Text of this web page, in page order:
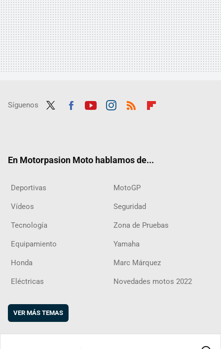
Síguenos
En Motorpasion Moto hablamos de...
Deportivas MotoGP
Vídeos Seguridad
Tecnología Zona de Pruebas
Equipamiento Yamaha
Honda Marc Márquez
Eléctricas Novedades motos 2022
VER MÁS TEMAS